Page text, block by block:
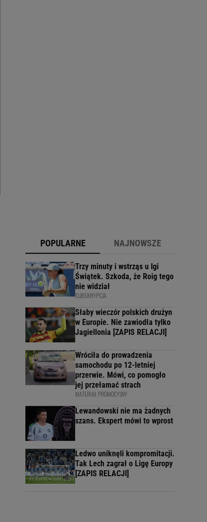
POPULARNE NAJNOWSZE
Trzy minuty i wstrząs u Igi
Świątek. Szkoda, że Roig tego
nie widział
SUBSKRYPCJA
Słaby wieczór polskich drużyn
w Europie. Nie zawiodła tylko
Jagiellonia [ZAPIS RELACJI]
Wróciła do prowadzenia
samochodu po 12-letniej
przerwie. Mówi, co pomogło
jej przełamać strach
MATERIAŁ PROMOCYJNY
Lewandowski nie ma żadnych
szans. Ekspert mówi to wprost
Ledwo uniknęli kompromitacji.
Tak Lech zagrał o Ligę Europy
[ZAPIS RELACJI]